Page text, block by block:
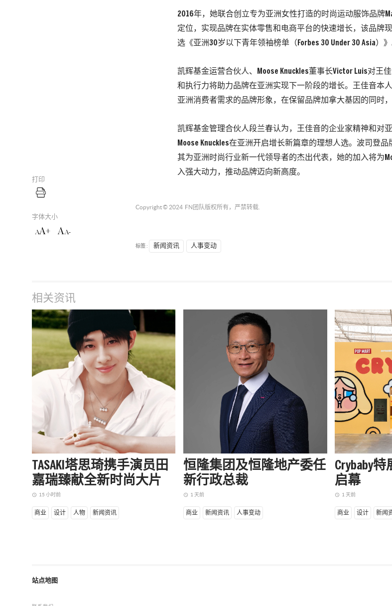
打印
字体大小
AA+ AA-
2016年，她联合创立专为亚洲女性打造的时尚运动服饰品牌
定位，实现品牌在实体零售和电商平台的快速增长，该品牌
选《亚洲30岁以下青年领袖榜单（Forbes 30 Under 30 Asia）》
凯辉基金运营合伙人、Moose Knuckles董事长Victor Luis对王
和执行力将助力品牌在亚洲实现下一阶段的增长。王佳音本
亚洲消费者需求的品牌形象，在保留品牌加拿大基因的同时
凯辉基金管理合伙人段兰春认为，王佳音的企业家精神和对
Moose Knuckles在亚洲开启增长新篇章的理想人选。波司登
其为亚洲时尚行业新一代领导者的杰出代表，她的加入将为
入强大动力，推动品牌迈向新高度。
Copyright © 2024 FN团队 版权所有，严禁转载.
标签 : 新闻资讯 人事变动
相关资讯
TASAKI塔思琦携手演员田
嘉瑞臻献全新时尚大片
access_time 15 小时前
商业 设计 人物 新闻资讯
恒隆集团及恒隆地产委任
新行政总裁
access_time 1 天前
商业 新闻资讯 人事变动
Crybaby
启幕
access_time 1 天前
商业 设计 新闻
站点地图